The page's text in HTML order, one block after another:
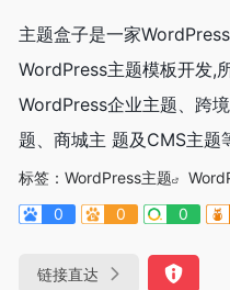
主题盒子是一家
WordPress主题模板开发,
WordPress企业主题、跨
题、商城主 题及CMS主题
标签： WordPress主题
0
0 0
链接直达